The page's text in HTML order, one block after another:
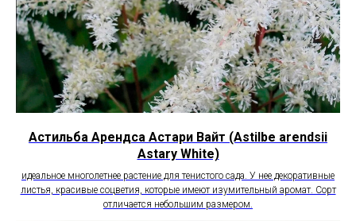
Астильба Арендса Астари Вайт (Astilbe arendsii
Astary White)
идеальное многолетнее растение для тенистого сада. У нее декоративные
листья, красивые соцветия, которые имеют изумительный аромат. Сорт
отличается небольшим размером.